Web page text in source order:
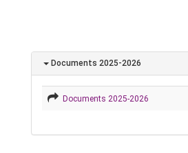
Documents 2025-2026
Documents 2025-2026